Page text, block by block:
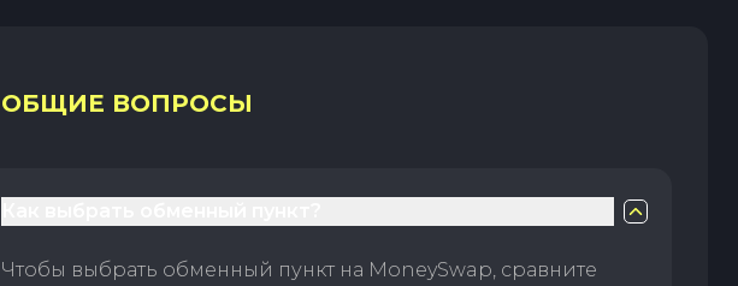
ОБЩИЕ ВОПРОСЫ
Чтобы выбрать обменный пункт на MoneySwap, сравните